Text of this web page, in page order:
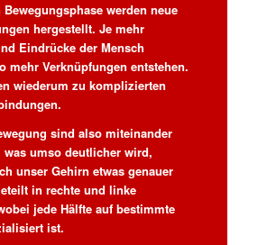
werden neue
hergestellt. Je mehr
Eindrücke der Mensch
mehr Verknüpfungen entstehen.
wiederum zu komplizierten
sind also miteinander
was umso deutlicher wird,
unser Gehirn etwas genauer
in rechte und linke
jede Hälfte auf bestimmte
ist.